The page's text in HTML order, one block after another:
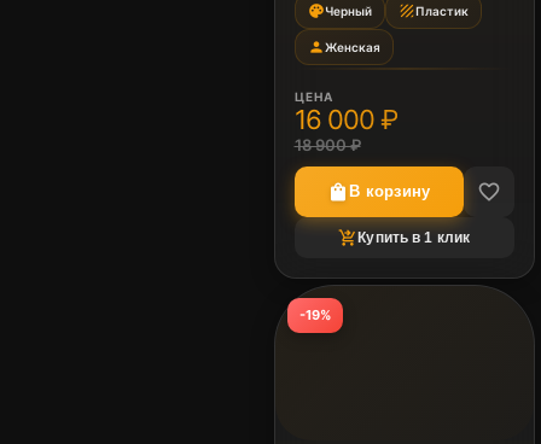
paletteЧерный textureПластик
personЖенская
ЦЕНА
16 000 ₽
18 900 ₽
shopping_bagВ корзину favorite_border
shopping_cart_checkoutКупить в 1 клик
-19%